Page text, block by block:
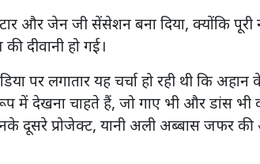
स्टार और जेन जी सेंसेशन बना दिया, क्योंकि
दीवानी हो गई।
पर लगातार यह चर्चा हो रही थी कि
में देखना चाहते हैं, जो गाए भी और डांस
दूसरे प्रोजेक्ट, यानी अली अब्बास जफर